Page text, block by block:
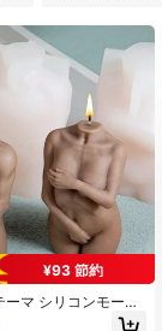
¥93 節約
ーマ シリコンモール
ンドルに適していま